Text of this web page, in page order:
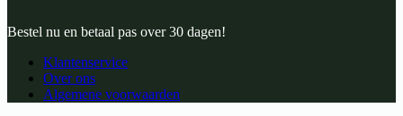
Bestel nu en betaal pas over 30 dagen!
Klantenservice
Over ons
Algemene voorwaarden